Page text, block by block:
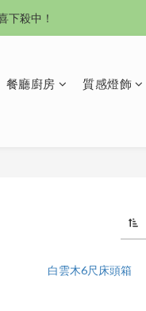
務艙一次擁有
下殺中！
餐廳廚房 質感燈飾